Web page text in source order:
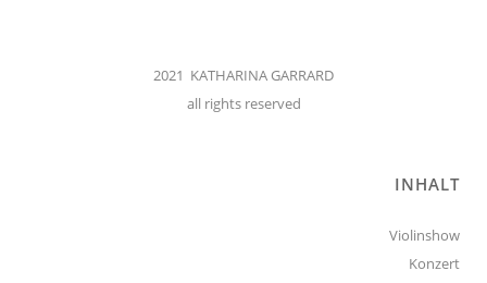
2021 KATHARINA GARRARD
all rights reserved
INHALT
Violinshow
Konzert